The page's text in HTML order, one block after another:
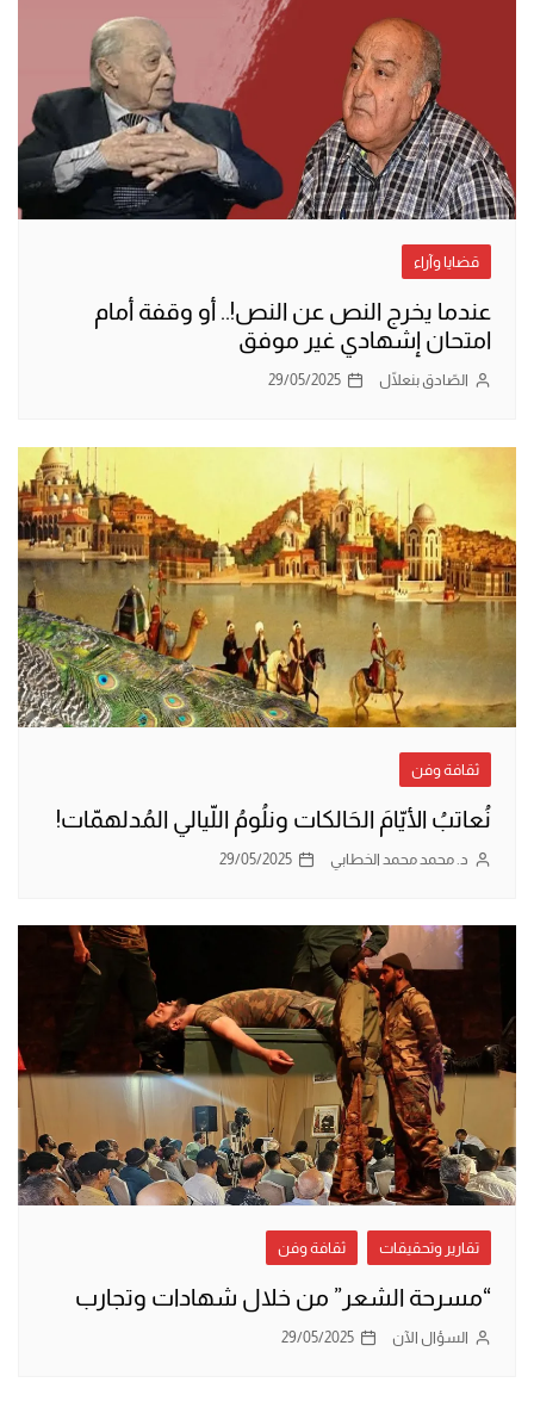
قضايا وآراء
عندما يخرج النص عن النص!.. أو وقفة أمام
امتحان إشهادي غير موفق
الصّادق بنعلّال 29/05/2025
ثقافة وفن
نُعاتبُ الأيّامَ الحَالكات ونلُومُ اللّيالي المُدلهمّات!
د. محمد محمد الخطابي 29/05/2025
تقارير وتحقيقات ثقافة وفن
“مسرحة الشعر” من خلال شهادات وتجارب
السؤال الآن 29/05/2025